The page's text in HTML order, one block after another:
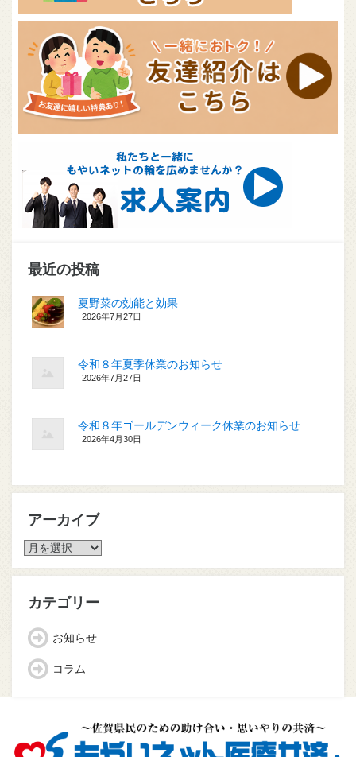
最近の投稿
夏野菜の効能と効果
2026年7月27日
令和８年夏季休業のお知らせ
2026年7月27日
令和８年ゴールデンウィーク休業のお知らせ
2026年4月30日
アーカイブ
ア
カ
ブ
カテゴリー
お知らせ
コラム